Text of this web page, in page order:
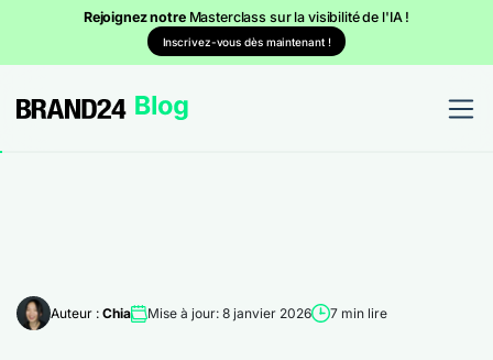
Rejoignez notre Masterclass sur la visibilité de l'IA !
Inscrivez-vous dès maintenant !
Auteur : Chia Mise à jour: 8 janvier 2026 7 min lire